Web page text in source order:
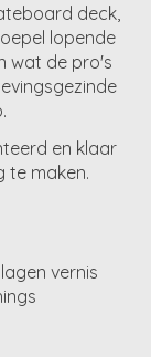
deck,
lopende
wat de pro's
en klaar
te maken.
vernis